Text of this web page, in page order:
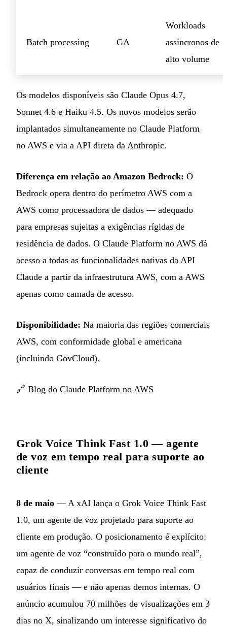
Batch processing GA
Workloads
assíncronos de
alto volume
Os modelos disponíveis são Claude Opus 4.7,
Sonnet 4.6 e Haiku 4.5. Os novos modelos serão
implantados simultaneamente no Claude Platform
no AWS e via a API direta da Anthropic.
Diferença em relação ao Amazon Bedrock: O
Bedrock opera dentro do perímetro AWS com a
AWS como processadora de dados — adequado
para empresas sujeitas a exigências rígidas de
residência de dados. O Claude Platform no AWS dá
acesso a todas as funcionalidades nativas da API
Claude a partir da infraestrutura AWS, com a AWS
apenas como camada de acesso.
Disponibilidade: Na maioria das regiões comerciais
AWS, com conformidade global e americana
(incluindo GovCloud).
🔗 Blog do Claude Platform no AWS
Grok Voice Think Fast 1.0 — agente
de voz em tempo real para suporte ao
cliente
8 de maio — A xAI lança o Grok Voice Think Fast
1.0, um agente de voz projetado para suporte ao
cliente em produção. O posicionamento é explícito:
um agente de voz “construído para o mundo real”,
capaz de conduzir conversas em tempo real com
usuários finais — e não apenas demos internas. O
anúncio acumulou 70 milhões de visualizações em 3
dias no X, sinalizando um interesse significativo do